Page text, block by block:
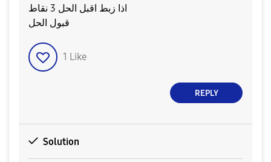
اذا زبط اقبل الحل 3 نقاط
قبول الحل
1 Like
REPLY
Solution